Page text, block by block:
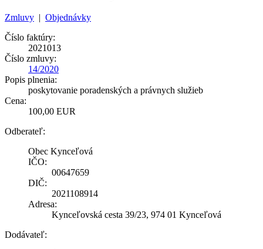
Zmluvy | Objednávky
Číslo faktúry:
2021013
Číslo zmluvy:
14/2020
Popis plnenia:
poskytovanie poradenských a právnych služieb
Cena:
100,00 EUR
Odberateľ:
Obec Kynceľová
IČO:
00647659
DIČ:
2021108914
Adresa:
Kynceľovská cesta 39/23, 974 01 Kynceľová
Dodávateľ: